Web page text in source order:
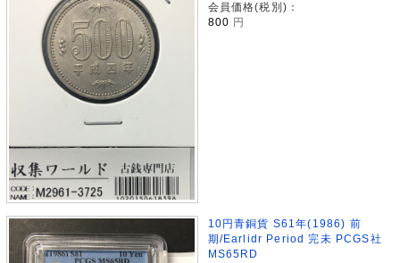
会員価格(税別)：
800 円
10円青銅貨 S61年(1986) 前
期/Earlidr Period 完未 PCGS社
MS65RD